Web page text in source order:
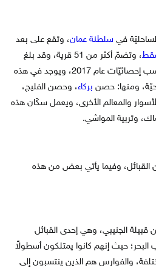
في سلطنة عمان، وتقع على بعد
، وتضمّ أكثر من 51 قرية، وقد بلغ
عدد سكّانها 130,000 نسمة حسب إحصائيّات عام 2017، ويوجد في هذه
ومنها: حصن بركاء، وحصن الفليج،
والمعالم الأخرى، ويعمل سكّان هذه
وتربية المواشي.
القبائل، وفيما يأتي بعض من هذه
الجنيبي، وهي إحدى القبائل
البحر؛ حيث إنهم كانوا يمتلكون أسطولاً
والفوارس هم الذين ينتسبون إلى